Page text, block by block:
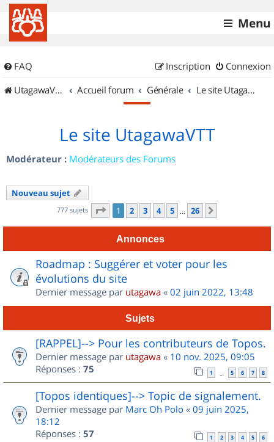
Menu
FAQ Connexion
Inscription
UtagawaVTT (Randos VTT et VTTAE avec traces GPS)
Accueil forum Générale Le site UtagawaVTT
Le site UtagawaVTT
Modérateur : Modérateurs des Forums
Nouveau sujet
777 sujets Page 1sur
1 2 3 4 5 … 26
Annonces
Roadmap : Suggérer et voter pour les
évolutions du site
Dernier message par utagawa « 02 juin 2022, 13:48
Sujets
[RAPPEL]--> Pour les contributeurs de Topos.
Dernier message par utagawa « 10 nov. 2025, 09:05
Réponses : 75 1 … 5 6 7 8
[Topos identiques]--> Topic de signalement.
Dernier message par Marc Oh Polo « 09 juin 2025,
18:12
Réponses : 57 1 2 3 4 5 6